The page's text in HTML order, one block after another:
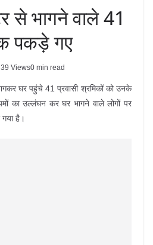
से भागने वाले 41
पकड़े गए
Views0 min read
घर पहुंचे 41 प्रवासी श्रमिकों को उनके
का उल्लंघन कर घर भागने वाले लोगों पर
गया है।